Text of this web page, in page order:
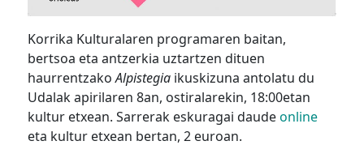
Korrika Kulturalaren programaren baitan,
bertsoa eta antzerkia uztartzen dituen
haurrentzakoAlpistegia ikuskizuna antolatu du
Udalak apirilaren 8an, ostiralarekin, 18:00etan
kultur etxean. Sarrerak eskuragai daudeonline
eta kultur etxean bertan, 2 euroan.